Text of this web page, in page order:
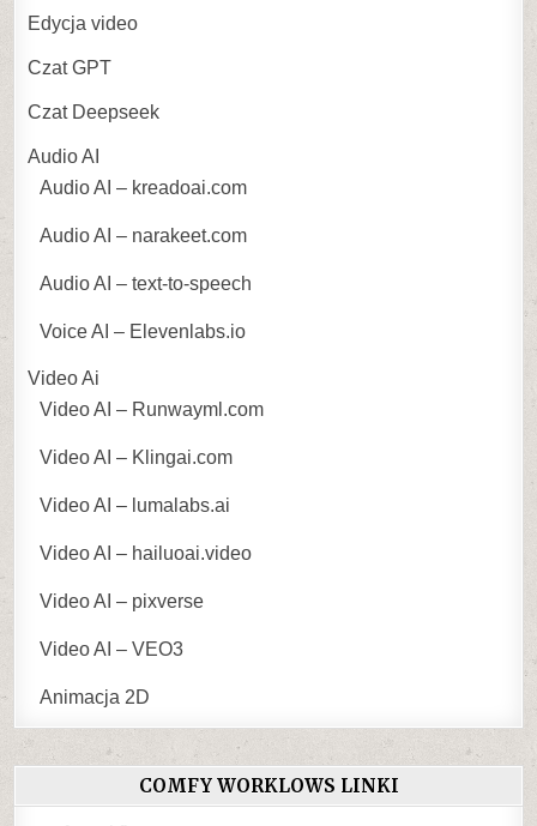
Edycja video
Czat GPT
Czat Deepseek
Audio AI
Audio AI – kreadoai.com
Audio AI – narakeet.com
Audio AI – text-to-speech
Voice AI – Elevenlabs.io
Video Ai
Video AI – Runwayml.com
Video AI – Klingai.com
Video AI – lumalabs.ai
Video AI – hailuoai.video
Video AI – pixverse
Video AI – VEO3
Animacja 2D
COMFY WORKLOWS LINKI